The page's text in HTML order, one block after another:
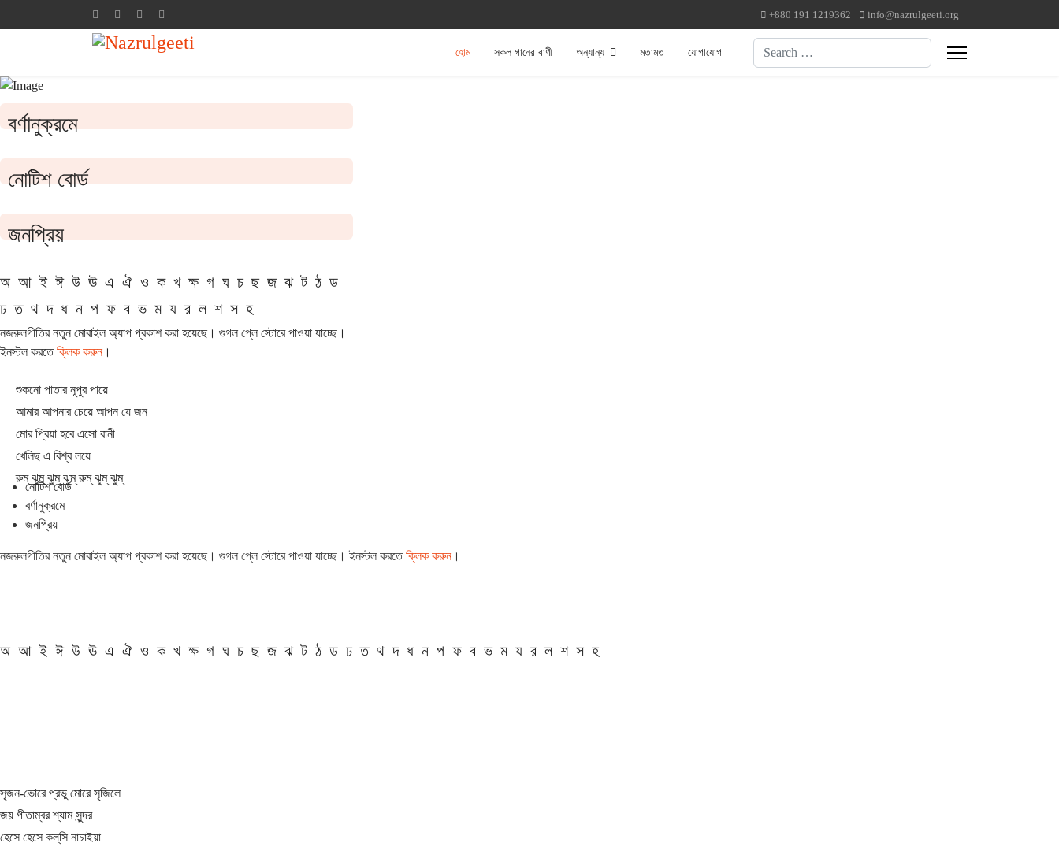
+880 191 1219362 info@nazrulgeeti.org
হোম সকল গানের বাণী অন্যান্য মতামত যোগাযোগ Search
বর্ণানুক্রমে
নোটিশ বোর্ড
জনপ্রিয়
অ আ ই ঈ উ ঊ এ ঐ ও ক খ ক্ষ গ ঘ চ ছ জ ঝ ট ঠ ড
ঢ ত থ দ ধ ন প ফ ব ভ ম য র ল শ স হ
নজরুলগীতির নতুন মোবাইল অ্যাপ প্রকাশ করা হয়েছে। গুগল প্লে স্টোরে পাওয়া যাচ্ছে।
ইনস্টল করতেক্লিক করুন।
শুকনো পাতার নূপুর পায়ে
আমার আপনার চেয়ে আপন যে জন
মোর প্রিয়া হবে এসো রানী
খেলিছ এ বিশ্ব লয়ে
রুম্ ঝুম্ ঝুম্ ঝুম্ রুম্ ঝুম্ ঝুম্
নোটিশ বোর্ড
বর্ণানুক্রমে
জনপ্রিয়
নজরুলগীতির নতুন মোবাইল অ্যাপ প্রকাশ করা হয়েছে। গুগল প্লে স্টোরে পাওয়া যাচ্ছে। ইনস্টল করতেক্লিক করুন।
অ আ ই ঈ উ ঊ এ ঐ ও ক খ ক্ষ গ ঘ চ ছ জ ঝ ট ঠ ড ঢ ত থ দ ধ ন প ফ ব ভ ম য র ল শ স হ
সৃজন-ভোরে প্রভু মোরে সৃজিলে
জয় পীতাম্বর শ্যাম সুন্দর
হেসে হেসে কল্‌সি নাচাইয়া